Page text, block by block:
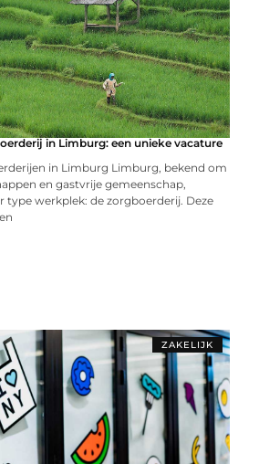
in Limburg: een unieke vacature
in Limburg Limburg, bekend om
en gastvrije gemeenschap,
type werkplek: de zorgboerderij. Deze
ZAKELIJK